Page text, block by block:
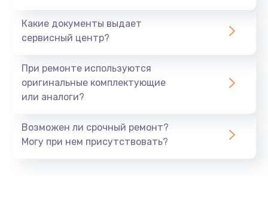
Какие документы выдает
сервисный центр?
При ремонте используются
оригинальные комплектующие
или аналоги?
Возможен ли срочный ремонт?
Могу при нем присутствовать?